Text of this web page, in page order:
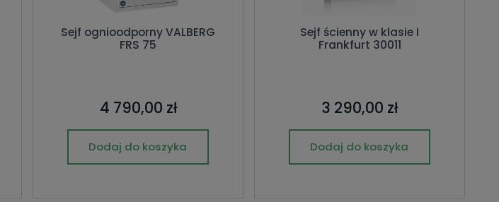
Sejf ognioodporny VALBERG
FRS 75
4 790,00 zł
Dodaj do koszyka
Sejf ścienny w klasie I
Frankfurt 30011
3 290,00 zł
Dodaj do koszyka